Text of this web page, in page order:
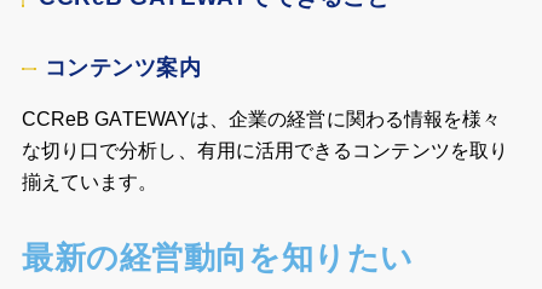
コンテンツ案内
CCReB GATEWAYは、企業の経営に関わる情報を様々
な切り口で分析し、有用に活用できるコンテンツを取り
揃えています。
最新の経営動向を知りたい